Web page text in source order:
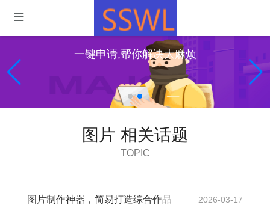
一键申请,帮你解决大麻烦
图片 相关话题
TOPIC
图片制作神器，简易打造综合作品 2026-03-17